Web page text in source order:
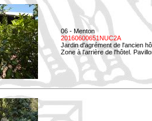
06 - Menton
20160600651NUC2A
Jardin d'agrément de l'ancien
Zone à l'arrière de l'hôtel.